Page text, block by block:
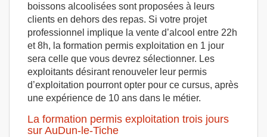
boissons alcoolisées sont proposées à leurs
clients en dehors des repas. Si votre projet
professionnel implique la vente d’alcool entre 22h
et 8h, la formation permis exploitation en 1 jour
sera celle que vous devrez sélectionner. Les
exploitants désirant renouveler leur permis
d’exploitation pourront opter pour ce cursus, après
une expérience de 10 ans dans le métier.
La formation permis exploitation trois jours
sur AuDun-le-Tiche